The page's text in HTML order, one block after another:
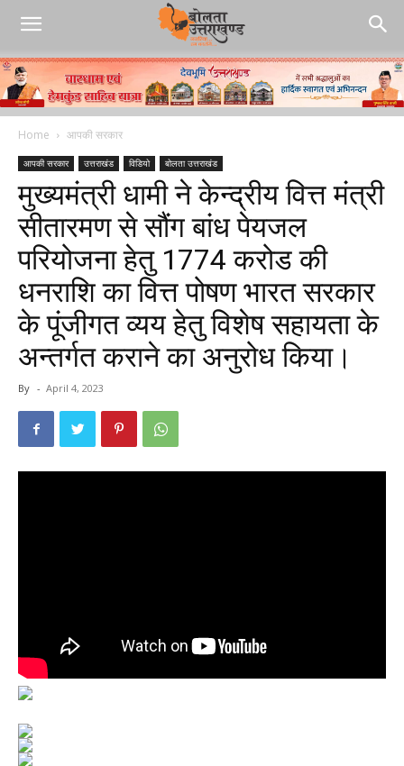
Home आपकी सरकार
आपकी सरकार उत्तराखंड विडियो बोलता उत्तराखंड
मुख्यमंत्री धामी ने केन्द्रीय वित्त मंत्री
सीतारमण से सौंग बांध पेयजल
परियोजना हेतु 1774 करोड की
धनराशि का वित्त पोषण भारत सरकार
के पूंजीगत व्यय हेतु विशेष सहायता के
अन्तर्गत कराने का अनुरोध किया।
By - April 4, 2023